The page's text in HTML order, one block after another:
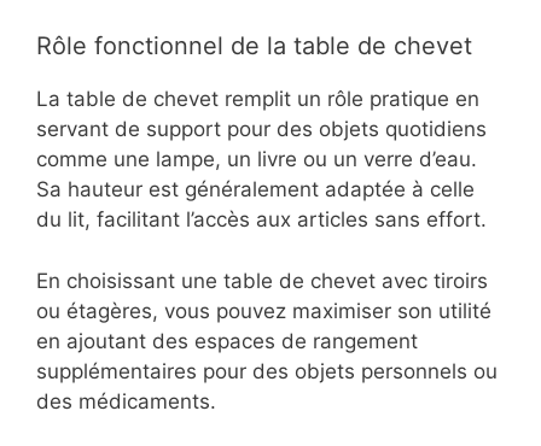
Rôle fonctionnel de la table de chevet
La table de chevet remplit un rôle pratique en
servant de support pour des objets quotidiens
comme une lampe, un livre ou un verre d’eau.
Sa hauteur est généralement adaptée à celle
du lit, facilitant l’accès aux articles sans effort.
En choisissant une table de chevet avec tiroirs
ou étagères, vous pouvez maximiser son utilité
en ajoutant des espaces de rangement
supplémentaires pour des objets personnels ou
des médicaments.